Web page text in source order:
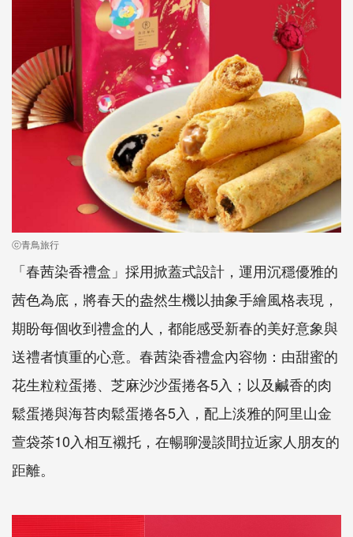
ⓒ青鳥旅行
「春茜染香禮盒」採用掀蓋式設計，運用沉穩優雅的
茜色為底，將春天的盎然生機以抽象手繪風格表現，
期盼每個收到禮盒的人，都能感受新春的美好意象與
送禮者慎重的心意。春茜染香禮盒內容物：由甜蜜的
花生粒粒蛋捲、芝麻沙沙蛋捲各5入；以及鹹香的肉
鬆蛋捲與海苔肉鬆蛋捲各5入，配上淡雅的阿里山金
萱袋茶10入相互襯托，在暢聊漫談間拉近家人朋友的
距離。